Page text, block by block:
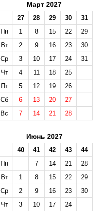
Март 2027
27 28 29 30
31
Пн
1 8 15 22
29
Вт
2 9 16 23
30
Ср
3 10 17 24
31
Чт
4 11 18
25
Пт
5 12 19
26
Сб
6 13 20
27
Вс
7 14 21 28
Июнь 2027
40 41 42 43
44
Пн
7 14 21
28
Вт
1 8 15 22
29
Ср
2 9 16 23
30
Чт
3 10 17 24